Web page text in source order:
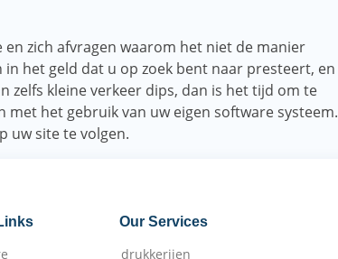
zich afvragen waarom het niet de manier
het geld dat u op zoek bent naar presteert, en
zelfs kleine verkeer dips, dan is het tijd om te
het gebruik van uw eigen software systeem.
uw site te volgen.
Our Services
drukkerijen